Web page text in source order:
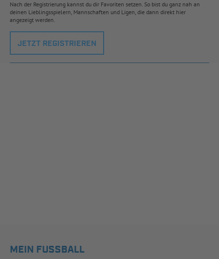
Nach der Registrierung kannst du dir Favoriten setzen. So bist du ganz nah an
deinen Lieblingsspielern, Mannschaften und Ligen, die dann direkt hier
angezeigt werden.
JETZT REGISTRIEREN
MEIN FUSSBALL